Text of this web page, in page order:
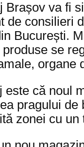
Brașov va fi
de consilieri
București.
se
că noul
pragului
zonei cu